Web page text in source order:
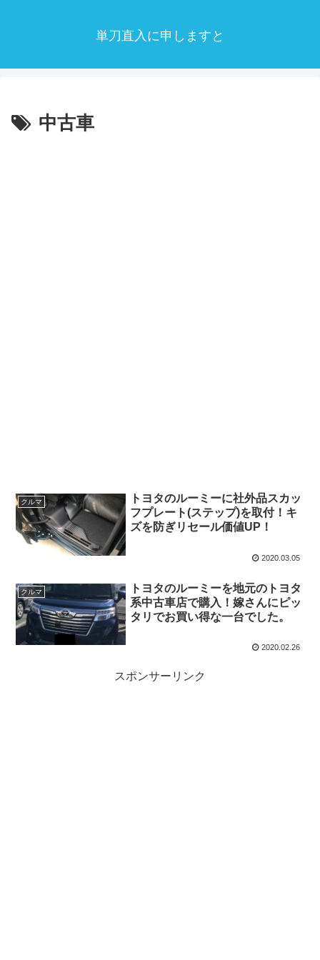
単刀直入に申しますと
中古車
クルマ
トヨタのルーミーに社外品スカッ
フプレート(ステップ)を取付！キ
ズを防ぎリセール価値UP！
2020.03.05
クルマ
トヨタのルーミーを地元のトヨタ
系中古車店で購入！嫁さんにピッ
タリでお買い得な一台でした。
2020.02.26
スポンサーリンク